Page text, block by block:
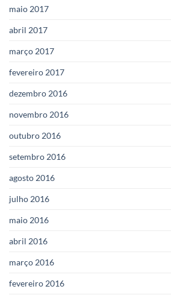
maio 2017
abril 2017
março 2017
fevereiro 2017
dezembro 2016
novembro 2016
outubro 2016
setembro 2016
agosto 2016
julho 2016
maio 2016
abril 2016
março 2016
fevereiro 2016